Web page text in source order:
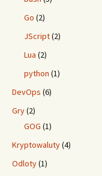
Go (2)
JScript(2)
Lua (2)
python (1)
DevOps (6)
Gry(2)
GOG (1)
Kryptowaluty(4)
Odloty(1)